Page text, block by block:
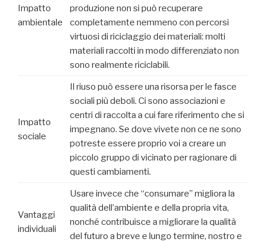
Impatto
ambientale
produzione non si può recuperare
completamente nemmeno con percorsi
virtuosi di riciclaggio dei materiali: molti
materiali raccolti in modo differenziato non
sono realmente riciclabili.
Impatto
sociale
Il riuso può essere una risorsa per le fasce
sociali più deboli. Ci sono associazioni e
centri di raccolta a cui fare riferimento che si
impegnano. Se dove vivete non ce ne sono
potreste essere proprio voi a creare un
piccolo gruppo di vicinato per ragionare di
questi cambiamenti.
Vantaggi
individuali
Usare invece che “consumare” migliora la
qualità dell’ambiente e della propria vita,
nonché contribuisce a migliorare la qualità
del futuro a breve e lungo termine, nostro e